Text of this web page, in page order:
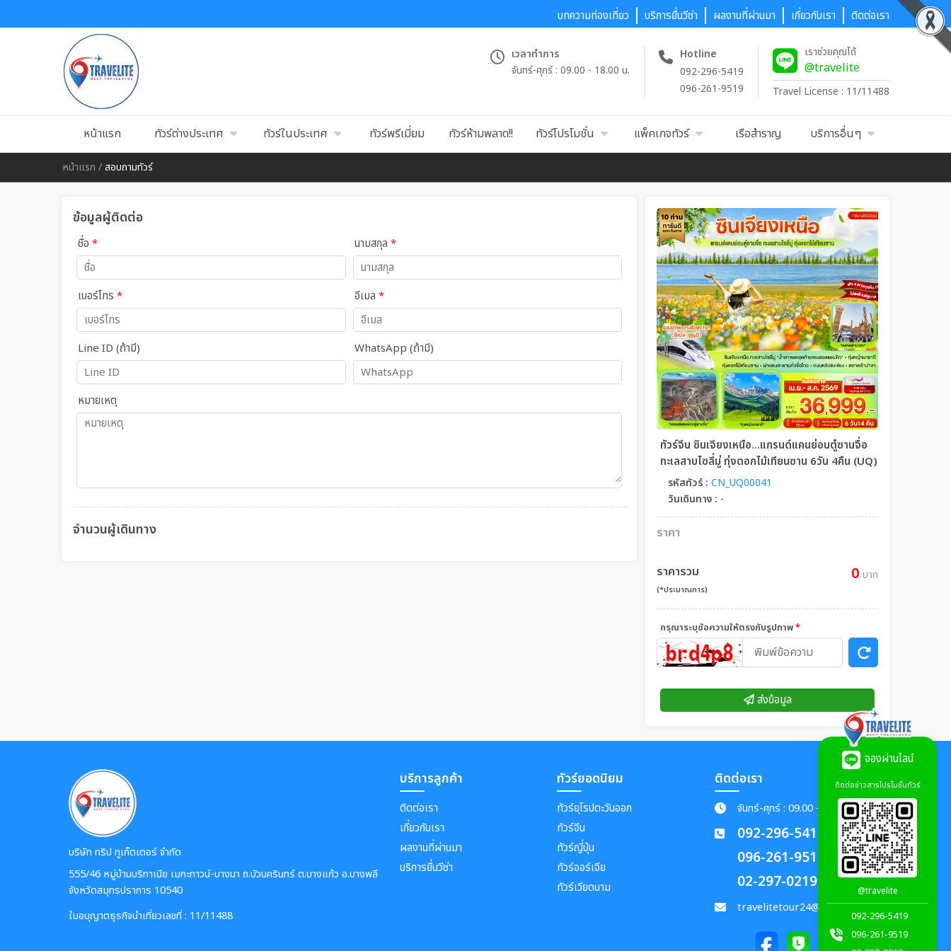
บทความท่องเที่ยว บริการยื่นวีซ่า ผลงานที่ผ่านมา เกี่ยวกับเรา ติดต่อเรา
เวลาทำการ
จันทร์-ศุกร์ : 09.00 - 18.00 น.
Hotline
092-296-5419
096-261-9519
เราช่วยคุณได้
@travelite
Travel License : 11/11488
หน้าแรก ทัวร์ต่างประเทศ ทัวร์ในประเทศ ทัวร์พรีเมี่ยม ทัวร์ห้ามพลาด!! ทัวร์โปรโมชั่น แพ็คเกจทัวร์ เรือสำราญ บริการอื่นๆ
หน้าแรก /สอบถามทัวร์
ข้อมูลผู้ติดต่อ
ชื่อ * นามสกุล *
เบอร์โทร * อีเมล *
Line ID (ถ้ามี) WhatsApp (ถ้ามี)
หมายเหตุ
จำนวนผู้เดินทาง
ทัวร์จีน ซินเจียงเหนือ…แกรนด์แคนย่อนตู๋ซานจื่อ
ทะเลสาบไซลี่มู่ ทุ่งดอกไม้เทียนซาน 6วัน 4คืน (UQ)
รหัสทัวร์ : CN_UQ00041
วันเดินทาง : -
ราคา
ราคารวม
(*ประมาณการ)
0 บาท
กรุณาระบุข้อความให้ตรงกับรูปภาพ*
ส่งข้อมูล
บริษัท ทริป ทูเก็ตเตอร์ จำกัด
555/46 หมู่บ้านบริทาเนีย เมกะทาวน์-บางนา ถ.บัวนครินทร์ ต.บางแก้ว อ.บางพลี
จังหวัดสมุทรปราการ 10540
ใบอนุญาตธุรกิจนำเที่ยวเลขที่ : 11/11488
บริการลูกค้า
ติดต่อเรา
เกี่ยวกับเรา
ผลงานที่ผ่านมา
บริการยื่นวีซ่า
ทัวร์ยอดนิยม
ทัวร์ยุโรปตะวันออก
ทัวร์จีน
ทัวร์ญี่ปุ่น
ทัวร์จอร์เจีย
ทัวร์เวียดนาม
ติดต่อเรา
จันทร์-ศุกร์ : 09.00 - 18.00 น.
092-296-5419
096-261-9519
02-297-0219
travelitetour24@gmail.com
จองผ่านไลน์
ติดต่อข่าวสารโปรโมชั่นทัวร์
@travelite
092-296-5419
096-261-9519